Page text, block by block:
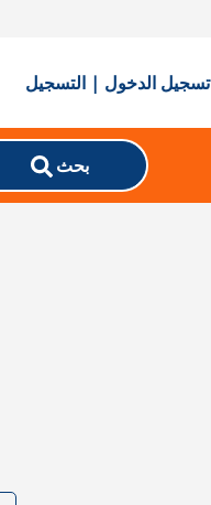
تسجيل الدخول | التسجيل
بحث